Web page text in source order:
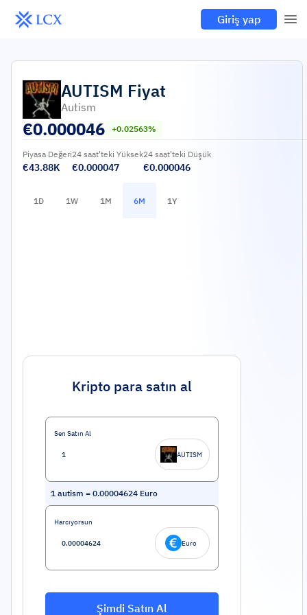
Giriş yap
AUTISM Fiyat
Autism
€0.000046 +0.02563%
Piyasa Değeri
€43.88K
24 saat'teki Yüksek
€0.000047
24 saat'teki Düşük
€0.000046
1D 1W 1M 6M 1Y
Kripto para satın al
Sen Satın Al
AUTISM
1 autism = 0.00004624 Euro
Harcıyorsun
Euro
Şimdi Satın Al